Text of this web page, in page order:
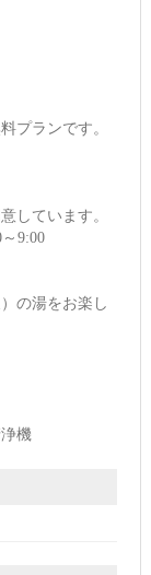
プランです。
しています。
9:00
の湯をお楽し
機